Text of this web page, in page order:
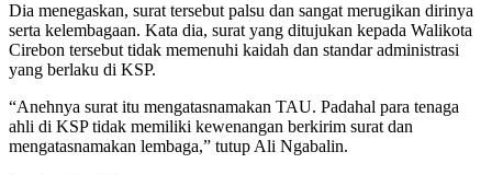
Dia menegaskan, surat tersebut palsu dan sangat merugikan dirinya
serta kelembagaan. Kata dia, surat yang ditujukan kepada Walikota
Cirebon tersebut tidak memenuhi kaidah dan standar administrasi
yang berlaku di KSP.
“Anehnya surat itu mengatasnamakan TAU. Padahal para tenaga
ahli di KSP tidak memiliki kewenangan berkirim surat dan
mengatasnamakan lembaga,” tutup Ali Ngabalin.